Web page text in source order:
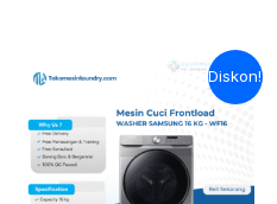
Diskon!
Harga
adalah:
Rp11.500.000.
Harga
ini
adalah:
Rp11.000.000.